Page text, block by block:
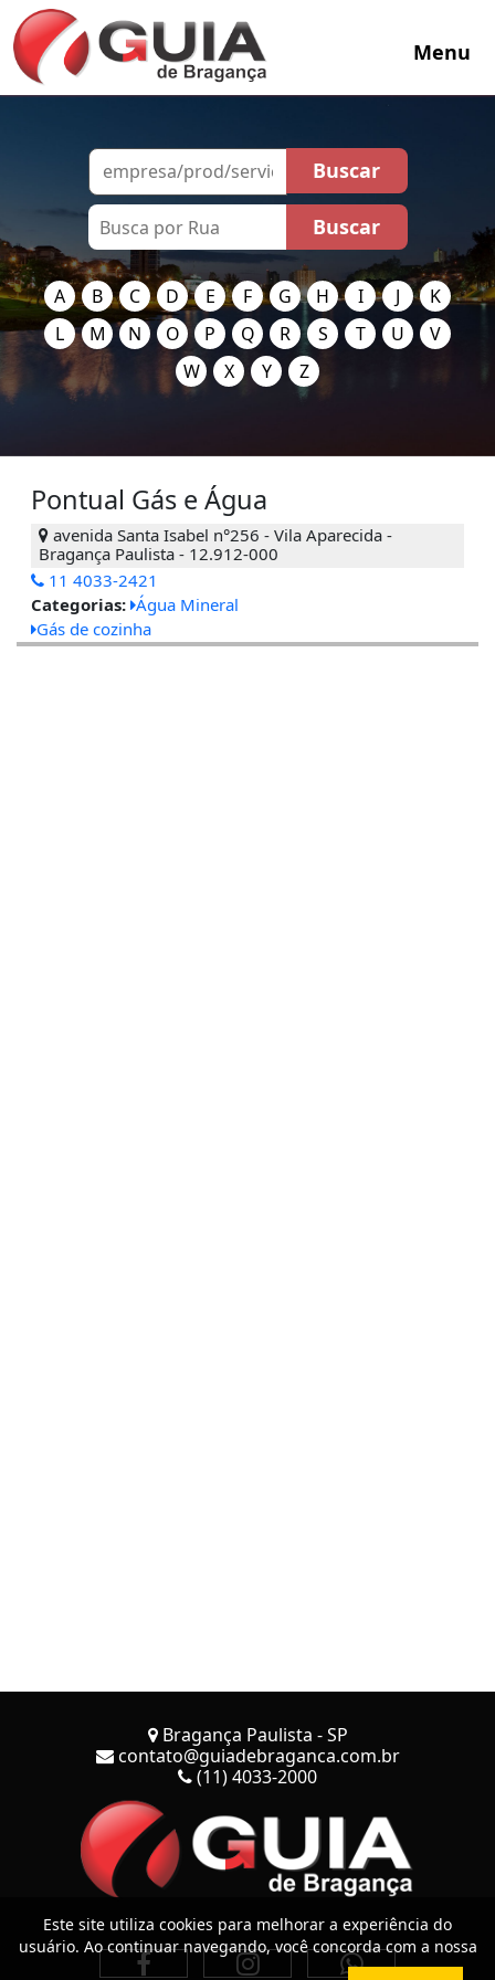
Menu
A B C D E F G H I J
K
L
M N O P Q R S T U
V
W
X Y Z
Pontual Gás e Água
avenida Santa Isabel n°256 - Vila Aparecida -
Bragança Paulista - 12.912-000
11 4033-2421
Categorias: Água Mineral
Gás de cozinha
Bragança Paulista - SP
contato@guiadebraganca.com.br
(11) 4033-2000
Este site utiliza cookies para melhorar a experiência do
usuário. Ao continuar navegando, você concorda com a nossa